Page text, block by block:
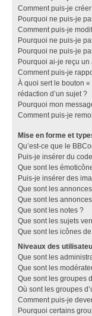
Comment puis-je
Pourquoi ne puis-je
Comment puis-je
Pourquoi ne puis-je
Pourquoi ne puis-je
Pourquoi ai-je reçu un
Comment puis-je
À quoi sert le bouton
rédaction d’un sujet ?
Pourquoi mon
Comment puis-je
Mise en forme et
Qu’est-ce que le
Puis-je insérer du
Que sont les
Puis-je insérer des
Que sont les
Que sont les
Que sont les notes ?
Que sont les sujets
Que sont les icônes
Niveaux des
Que sont les
Que sont les
Que sont les groupes
Où sont les groupes
Comment puis-je
Pourquoi certains